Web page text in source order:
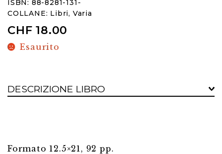
ISBN: 88-8281-131-
COLLANE: Libri, Varia
CHF 18.00
Esaurito
DESCRIZIONE LIBRO
Formato 12.5×21, 92 pp.